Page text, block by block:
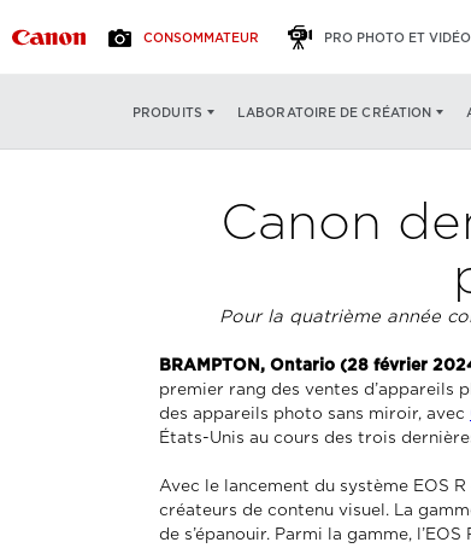
CONSOMMATEUR PRO PHOTO ET VIDÉO
PRODUITS LABORATOIRE DE CRÉATION
Canon
Pour la quatrième année
BRAMPTON, Ontario (28 février
premier rang des ventes d’appareils
des appareils photo sans miroir, avec
États-Unis au cours des trois
Avec le lancement du système EOS
créateurs de contenu visuel. La
de s’épanouir. Parmi la gamme,